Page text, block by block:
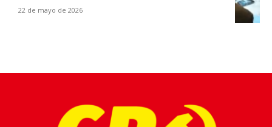
22 de mayo de 2026